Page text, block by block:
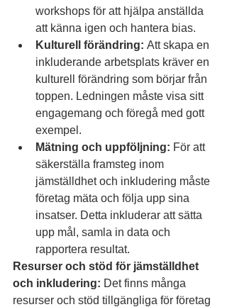
workshops för att hjälpa anställda
att känna igen och hantera bias.
Kulturell förändring: Att skapa en
inkluderande arbetsplats kräver en
kulturell förändring som börjar från
toppen. Ledningen måste visa sitt
engagemang och föregå med gott
exempel.
Mätning och uppföljning: För att
säkerställa framsteg inom
jämställdhet och inkludering måste
företag mäta och följa upp sina
insatser. Detta inkluderar att sätta
upp mål, samla in data och
rapportera resultat.
Resurser och stöd för jämställdhet
och inkludering: Det finns många
resurser och stöd tillgängliga för företag